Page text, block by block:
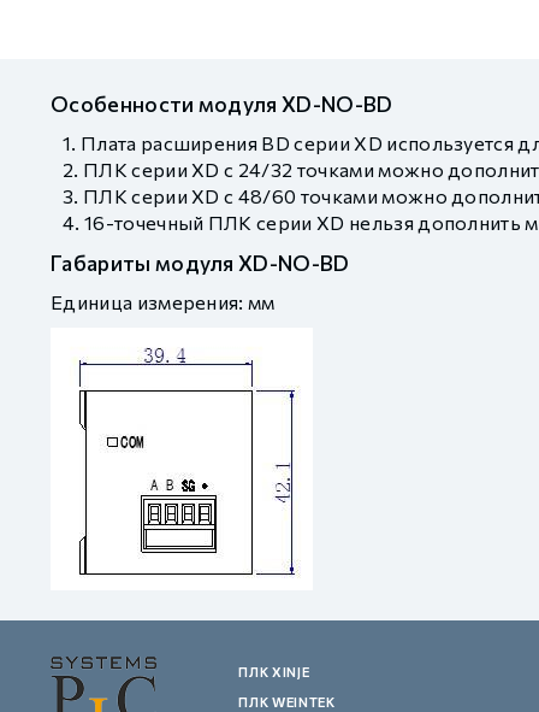
Особенности модуля XD-NO-BD
Плата расширения BD серии XD используется
ПЛК серии XD с 24/32 точками можно
ПЛК серии XD с 48/60 точками можно
16-точечный ПЛК серии XD нельзя дополнить
Габариты модуля XD-NO-BD
Единица измерения: мм
ПЛК XINJE
ПЛК WEINTEK